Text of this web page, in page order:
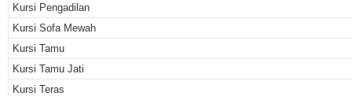
Kursi Pengadilan
Kursi Sofa Mewah
Kursi Tamu
Kursi Tamu Jati
Kursi Teras